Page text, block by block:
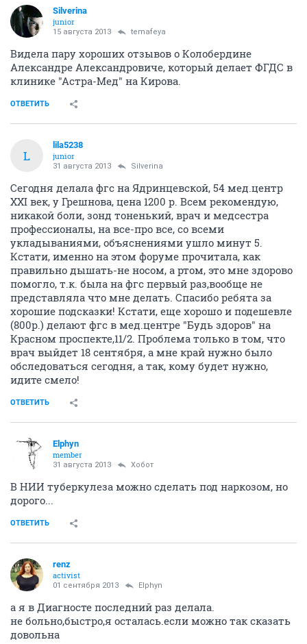
Silverina
junior
15 августа 2013 temafeya
Видела пару хороших отзывов о Колобердине
Александре Александровиче, который делает ФГДС в
клинике "Астра-Мед" на Кирова.
ОТВЕТИТЬ
L
lila5238
junior
31 августа 2013 Silverina
Сегодня делала фгс на Ядринцевской, 54 мед.центр
XXI век, у Грешнова, цена 1200 р. Всем рекомендую,
никакой боли, зонд тоненький, врач и медсестра
профессионалы, на все-про все, со всеми
укладываниями, объяснениями ушло минут 5.
Кстати, именно на этом форуме прочитала, как
правильно дышать-не носом, а ртом, это мне здорово
помогло, т.к. была на фгс первый раз,вообще не
представляла что мне делать. Спасибо ребята за
хорошие подсказки! Кстати, еще хорошо и подешевле
(800р.) делают фгс в мед.центре "Будь здоров" на
Красном проспекте,11/2. Проблема только в том, что
врач выйдет 18 сентября, а мне край нужно было
обследоваться сегодня, а так, кому будет нужно,
идите смело!
ОТВЕТИТЬ
Elphyn
member
31 августа 2013 Хобот
В НИИ туберкулеза можно сделать под наркозом, но
дорого...
ОТВЕТИТЬ
renz
activist
01 сентября 2013 Elphyn
а я в Диагносте последний раз делала.
не больно,быстро,я осталась.если можно так сказать
довольна